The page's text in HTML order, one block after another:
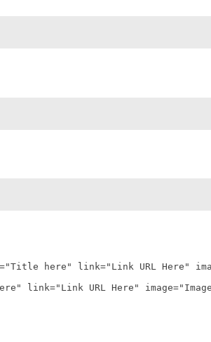
here" link="Link URL Here"
link="Link URL Here"